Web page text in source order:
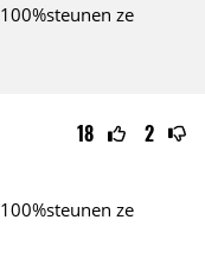
ze
18 2
ze